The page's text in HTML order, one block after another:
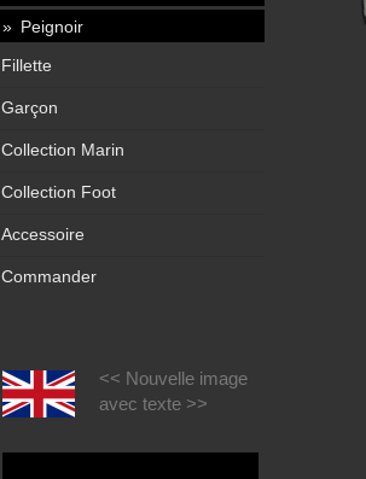
Peignoir
Fillette
Garçon
Collection Marin
Collection Foot
Accessoire
Commander
<< Nouvelle image
avec texte >>